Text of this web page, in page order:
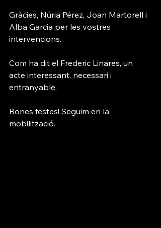
Gràcies, Núria Pérez, Joan Martorell i
Alba Garcia per les vostres
intervencions.
Com ha dit el Frederic Linares, un
acte interessant, necessari i
entranyable.
Bones festes! Seguim en la
mobilització.